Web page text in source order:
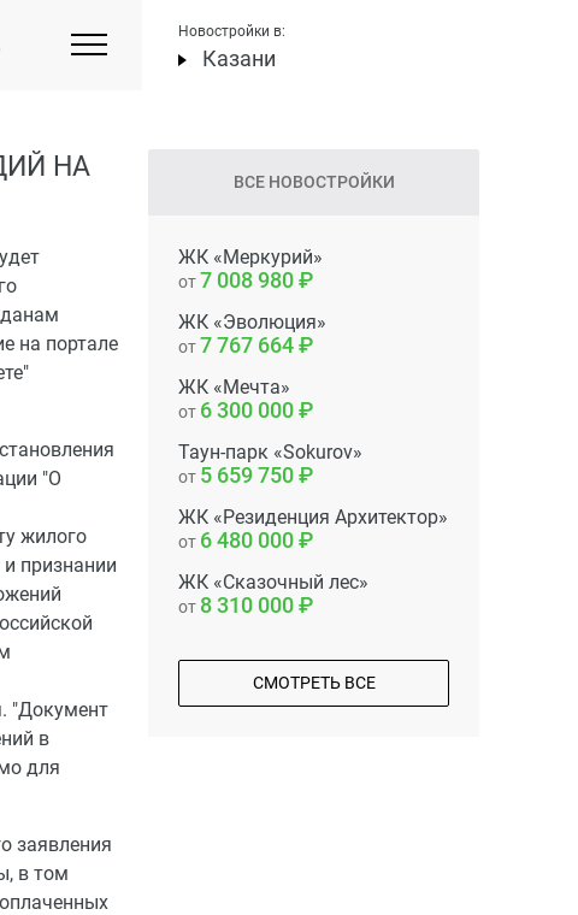
Новостройки в:
Казани
НА
на портале
"О
жилого
признании
"Документ
в
для
заявления
в том
ВСЕ НОВОСТРОЙКИ
ЖК «Меркурий»
от7 008 980
ЖК «Эволюция»
от7 767 664
ЖК «Мечта»
от 6 300 000
Таун-парк «Sokurov»
от 5 659 750
ЖК «Резиденция Архитектор»
от 6 480 000
ЖК «Сказочный лес»
от 8 310 000
СМОТРЕТЬ ВСЕ